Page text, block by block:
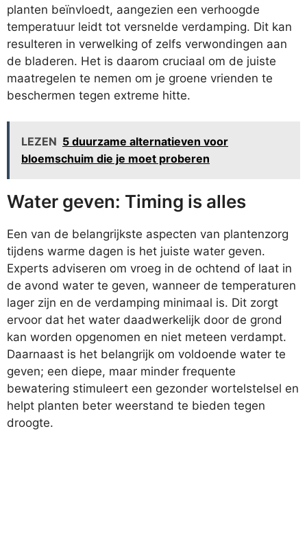
planten beïnvloedt, aangezien een verhoogde
temperatuur leidt tot versnelde verdamping. Dit kan
resulteren in verwelking of zelfs verwondingen aan
de bladeren. Het is daarom cruciaal om de juiste
maatregelen te nemen om je groene vrienden te
beschermen tegen extreme hitte.
LEZEN 5 duurzame alternatieven voor
bloemschuim die je moet proberen
Water geven: Timing is alles
Een van de belangrijkste aspecten van plantenzorg
tijdens warme dagen is het juiste water geven.
Experts adviseren om vroeg in de ochtend of laat in
de avond water te geven, wanneer de temperaturen
lager zijn en de verdamping minimaal is. Dit zorgt
ervoor dat het water daadwerkelijk door de grond
kan worden opgenomen en niet meteen verdampt.
Daarnaast is het belangrijk om voldoende water te
geven; een diepe, maar minder frequente
bewatering stimuleert een gezonder wortelstelsel en
helpt planten beter weerstand te bieden tegen
droogte.